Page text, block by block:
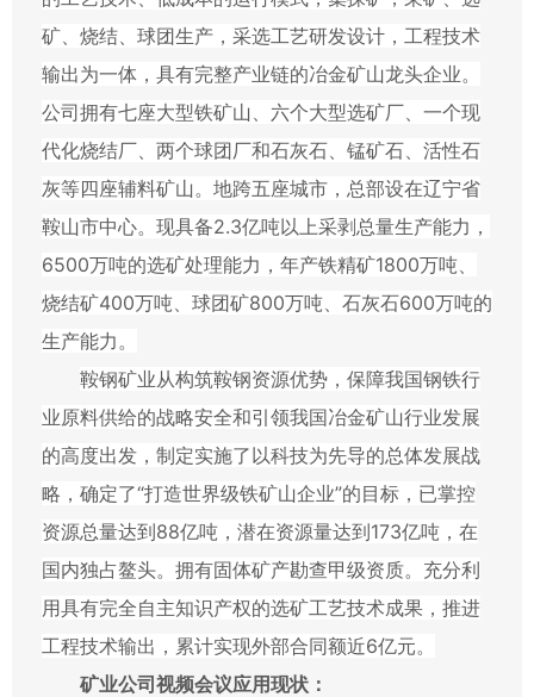
矿、烧结、球团生产，采选工艺研发设计，工程技术
输出为一体，具有完整产业链的冶金矿山龙头企业。
公司拥有七座大型铁矿山、六个大型选矿厂、一个现
代化烧结厂、两个球团厂和石灰石、锰矿石、活性石
灰等四座辅料矿山。地跨五座城市，总部设在辽宁省
鞍山市中心。现具备2.3亿吨以上采剥总量生产能力，
6500万吨的选矿处理能力，年产铁精矿1800万吨、
烧结矿400万吨、球团矿800万吨、石灰石600万吨的
生产能力。
鞍钢矿业从构筑鞍钢资源优势，保障我国钢铁行
业原料供给的战略安全和引领我国冶金矿山行业发展
的高度出发，制定实施了以科技为先导的总体发展战
略，确定了“打造世界级铁矿山企业”的目标，已掌控
资源总量达到88亿吨，潜在资源量达到173亿吨，在
国内独占鳌头。拥有固体矿产勘查甲级资质。充分利
用具有完全自主知识产权的选矿工艺技术成果，推进
工程技术输出，累计实现外部合同额近6亿元。
矿业公司视频会议应用现状：